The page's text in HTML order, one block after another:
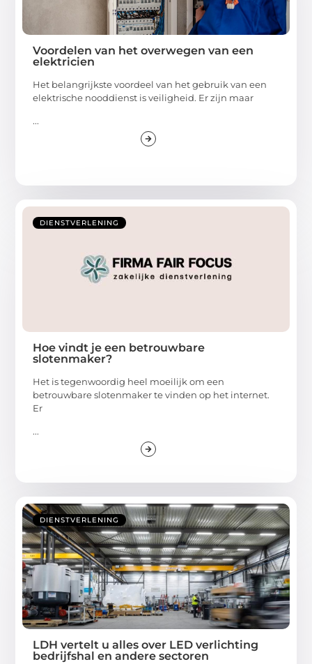
Voordelen van het overwegen van een
elektricien
Het belangrijkste voordeel van het gebruik van een
elektrische nooddienst is veiligheid. Er zijn maar
...
DIENSTVERLENING
Hoe vindt je een betrouwbare
slotenmaker?
Het is tegenwoordig heel moeilijk om een
betrouwbare slotenmaker te vinden op het internet.
Er
...
DIENSTVERLENING
LDH vertelt u alles over LED verlichting
bedrijfshal en andere sectoren